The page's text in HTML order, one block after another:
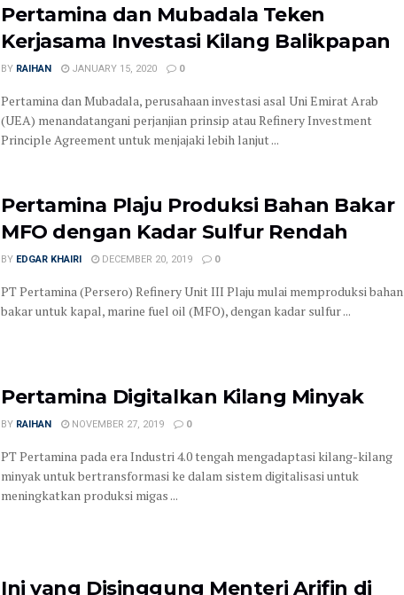
Pertamina dan Mubadala Teken
Kerjasama Investasi Kilang Balikpapan
BY RAIHAN JANUARY 15, 2020 0
Pertamina dan Mubadala, perusahaan investasi asal Uni Emirat Arab
(UEA) menandatangani perjanjian prinsip atau Refinery Investment
Principle Agreement untuk menjajaki lebih lanjut ...
Pertamina Plaju Produksi Bahan Bakar
MFO dengan Kadar Sulfur Rendah
BY EDGAR KHAIRI DECEMBER 20, 2019 0
PT Pertamina (Persero) Refinery Unit III Plaju mulai memproduksi bahan
bakar untuk kapal, marine fuel oil (MFO), dengan kadar sulfur ...
Pertamina Digitalkan Kilang Minyak
BY RAIHAN NOVEMBER 27, 2019 0
PT Pertamina pada era Industri 4.0 tengah mengadaptasi kilang-kilang
minyak untuk bertransformasi ke dalam sistem digitalisasi untuk
meningkatkan produksi migas ...
Ini yang Disinggung Menteri Arifin di